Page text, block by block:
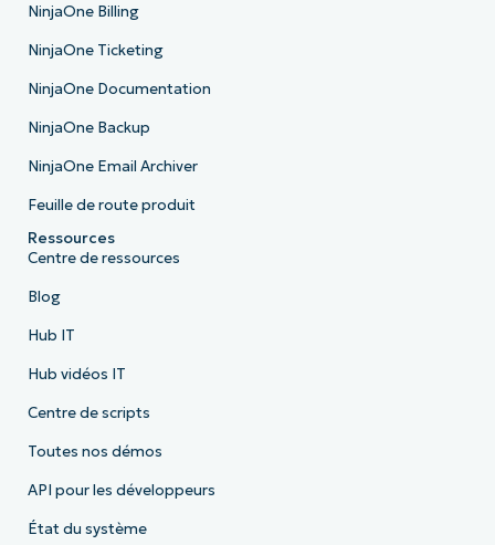
NinjaOne Billing
NinjaOne Ticketing
NinjaOne Documentation
NinjaOne Backup
NinjaOne Email Archiver
Feuille de route produit
Ressources
Centre de ressources
Blog
Hub IT
Hub vidéos IT
Centre de scripts
Toutes nos démos
API pour les développeurs
État du système